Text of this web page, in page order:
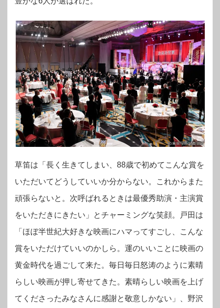
草笛は「長く生きてしまい、88歳で初めてこんな賞を
いただいてどうしていいか分からない。これからまた
頑張らないと。次呼ばれるときは最優秀助演・主演賞
をいただきにきたい」とチャーミングな笑顔。戸田は
「ほぼ半世紀大好きな映画にハマってすごし、こんな
賞をいただけていいのかしら。運のいいことに映画の
黄金時代を過ごして来た。毎日毎日怒涛のように素晴
らしい映画が押し寄せてきた。素晴らしい映画を上げ
てくださったみなさんに感謝と敬意しかない」、野沢